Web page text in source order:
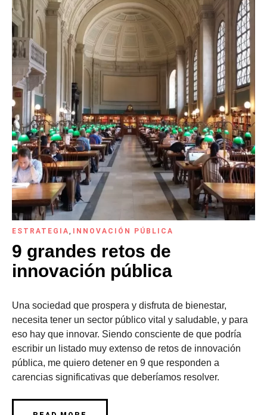
ESTRATEGIA, INNOVACIÓN PÚBLICA
9 grandes retos de
innovación pública
Una sociedad que prospera y disfruta de bienestar,
necesita tener un sector público vital y saludable, y para
eso hay que innovar. Siendo consciente de que podría
escribir un listado muy extenso de retos de innovación
pública, me quiero detener en 9 que responden a
carencias significativas que deberíamos resolver.